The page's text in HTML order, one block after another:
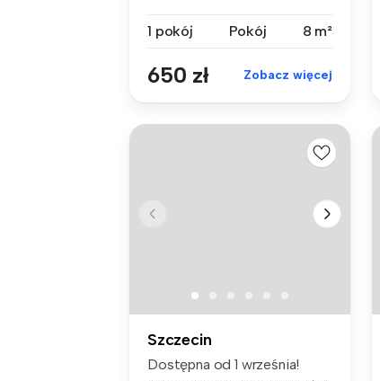
1 pokój
Pokój 8 m²
650 zł Zobacz więcej
Szczecin
Dostępna od 1 września!